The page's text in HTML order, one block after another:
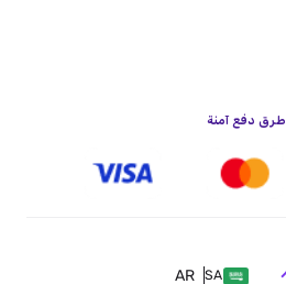
طرق دفع آمنة
SA
AR